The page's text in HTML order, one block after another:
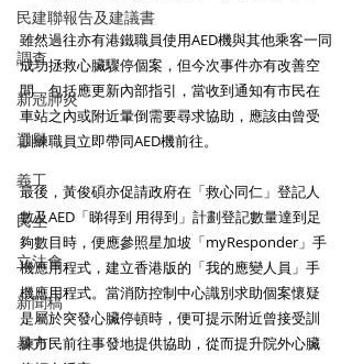
民建聯報告及建議書
調查
新冠肺炎
選舉
義工
民生
立法會
新聞稿
暴力
雖然過往亦有港鐵職員使用AED機與其他乘客一同
成功拯救心臟驟停個案，但今次事件亦有改善空
間，包括應更新內部指引，當收到通知有市民在
車站之內或附近暈倒需要尋求協助，應該由曾受
訓練職員立即帶同AED機前往。
最後，黃俊碩亦促請政府在「救心同仁」登記人
數及AED「睇得到 用得到」計劃登記數量達到足
夠數目時，便應參照星加坡「myResponder」手
機應用程式，建立香港版的「我的應變人員」手
機應用程式。當消防控制中心識別求助個案懷疑
是屬於突發心臟停頓時，便可提示附近曾接受訓
練市民前往事發地提供協助，從而提升院外心臟